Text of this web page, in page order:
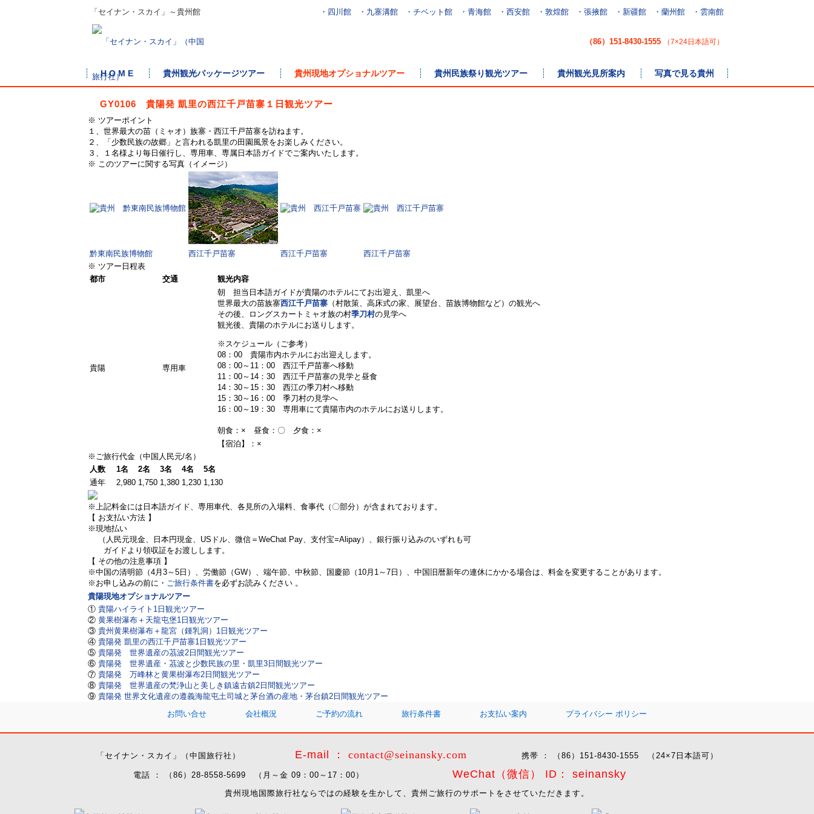
「セイナン・スカイ」～貴州館 ・四川館 ・九寨溝館 ・チベット館 ・青海館 ・西安館 ・敦煌館 ・張掖館 ・新疆館 ・蘭州館 ・雲南館
（86）151-8430-1555 （7×24日本語可）
H O M E 貴州観光パッケージツアー 貴州現地オプショナルツアー 貴州民族祭り観光ツアー 貴州観光見所案内 写真で見る貴州
GY0106 貴陽発 凱里の西江千戸苗寨１日観光ツアー
※ ツアーポイント
１、世界最大の苗（ミャオ）族寨・西江千戸苗寨を訪ねます。
２、「少数民族の故郷」と言われる凱里の田園風景をお楽しみください。
３、１名様より毎日催行し、専用車、専属日本語ガイドでご案内いたします。
※ このツアーに関する写真（イメージ）
黔東南民族博物館 西江千戸苗寨 西江千戸苗寨
西江千戸苗寨
※ ツアー日程表
都市
交通 観光内容
貴陽 専用車
朝 担当日本語ガイドが貴陽のホテルにてお出迎え、凱里へ
世界最大の苗族寨西江千戸苗寨 （村散策、高床式の家、展望台、苗族博物館など）の観光へ
その後、ロングスカートミャオ族の村季刀村の見学へ
観光後、貴陽のホテルにお送りします。
※スケジュール（ご参考）
08：00 貴陽市内ホテルにお出迎えします。
08：00～11：00 西江千戸苗寨へ移動
11：00～14：30 西江千戸苗寨の見学と昼食
14：30～15：30 西江の季刀村へ移動
15：30～16：00 季刀村の見学へ
16：00～19：30 専用車にて貴陽市内のホテルにお送りします。
朝食：× 昼食：〇 夕食：×
【宿泊】：×
※ご旅行代金（中国人民元/名）
人数
1名 2名 3名 4名
5名
通年
2,980 1,750 1,380 1,230 1,130
※上記料金には日本語ガイド、専用車代、各見所の入場料、食事代（〇部分）が含まれております。
【 お支払い方法 】
※現地払い
（人民元現金、日本円現金、USドル、微信＝WeChat Pay、支付宝=Alipay）、銀行振り込みのいずれも可
ガイドより領収証をお渡しします。
【 その他の注意事項 】
※中国の清明節（4月3～5日）、労働節（GW）、端午節、中秋節、国慶節（10月1～7日）、中国旧暦新年の連休にかかる場合は、料金を変更することがあります。
※お申し込みの前に・ ご旅行条件書を必ずお読みください 。
貴陽現地オプショナルツアー
① 貴陽ハイライト1日観光ツアー
② 黄果樹瀑布＋天龍屯堡1日観光ツアー
③ 貴州黄果樹瀑布＋龍宮（鍾乳洞）1日観光ツアー
④ 貴陽発 凱里の西江千戸苗寨1日観光ツアー
⑤ 貴陽発 世界遺産の茘波2日間観光ツアー
⑥ 貴陽発 世界遺産・茘波と少数民族の里・凱里3日間観光ツアー
⑦ 貴陽発 万峰林と黄果樹瀑布2日間観光ツアー
⑧ 貴陽発 世界遺産の梵浄山と美しき鎮遠古鎮2日間観光ツアー
⑨ 貴陽発 世界文化遺産の遵義海龍屯土司城と茅台酒の産地・茅台鎮2日間観光ツアー
お問い合せ
会社概況 ご予約の流れ 旅行条件書 お支払い案内 プライバシー ポリシー
「セイナン・スカイ」（中国旅行社） E-mail ： contact@seinansky.com 携帯 ： （86）151-8430-1555 （24×7日本語可）
電話 ： （86）28-8558-5699 （月～金 09：00～17：00） WeChat（微信） ID： seinansky
貴州現地国際旅行社ならではの経験を生かして、貴州ご旅行のサポートをさせていただきます。